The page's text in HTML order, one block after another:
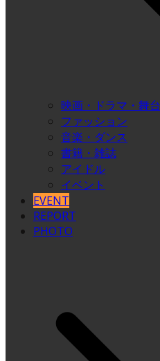
映画・ドラマ・舞台
ファッション
音楽・ダンス
書籍・雑誌
アイドル
イベント
EVENT
REPORT
PHOTO